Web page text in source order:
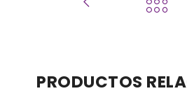
PRODUCTOS